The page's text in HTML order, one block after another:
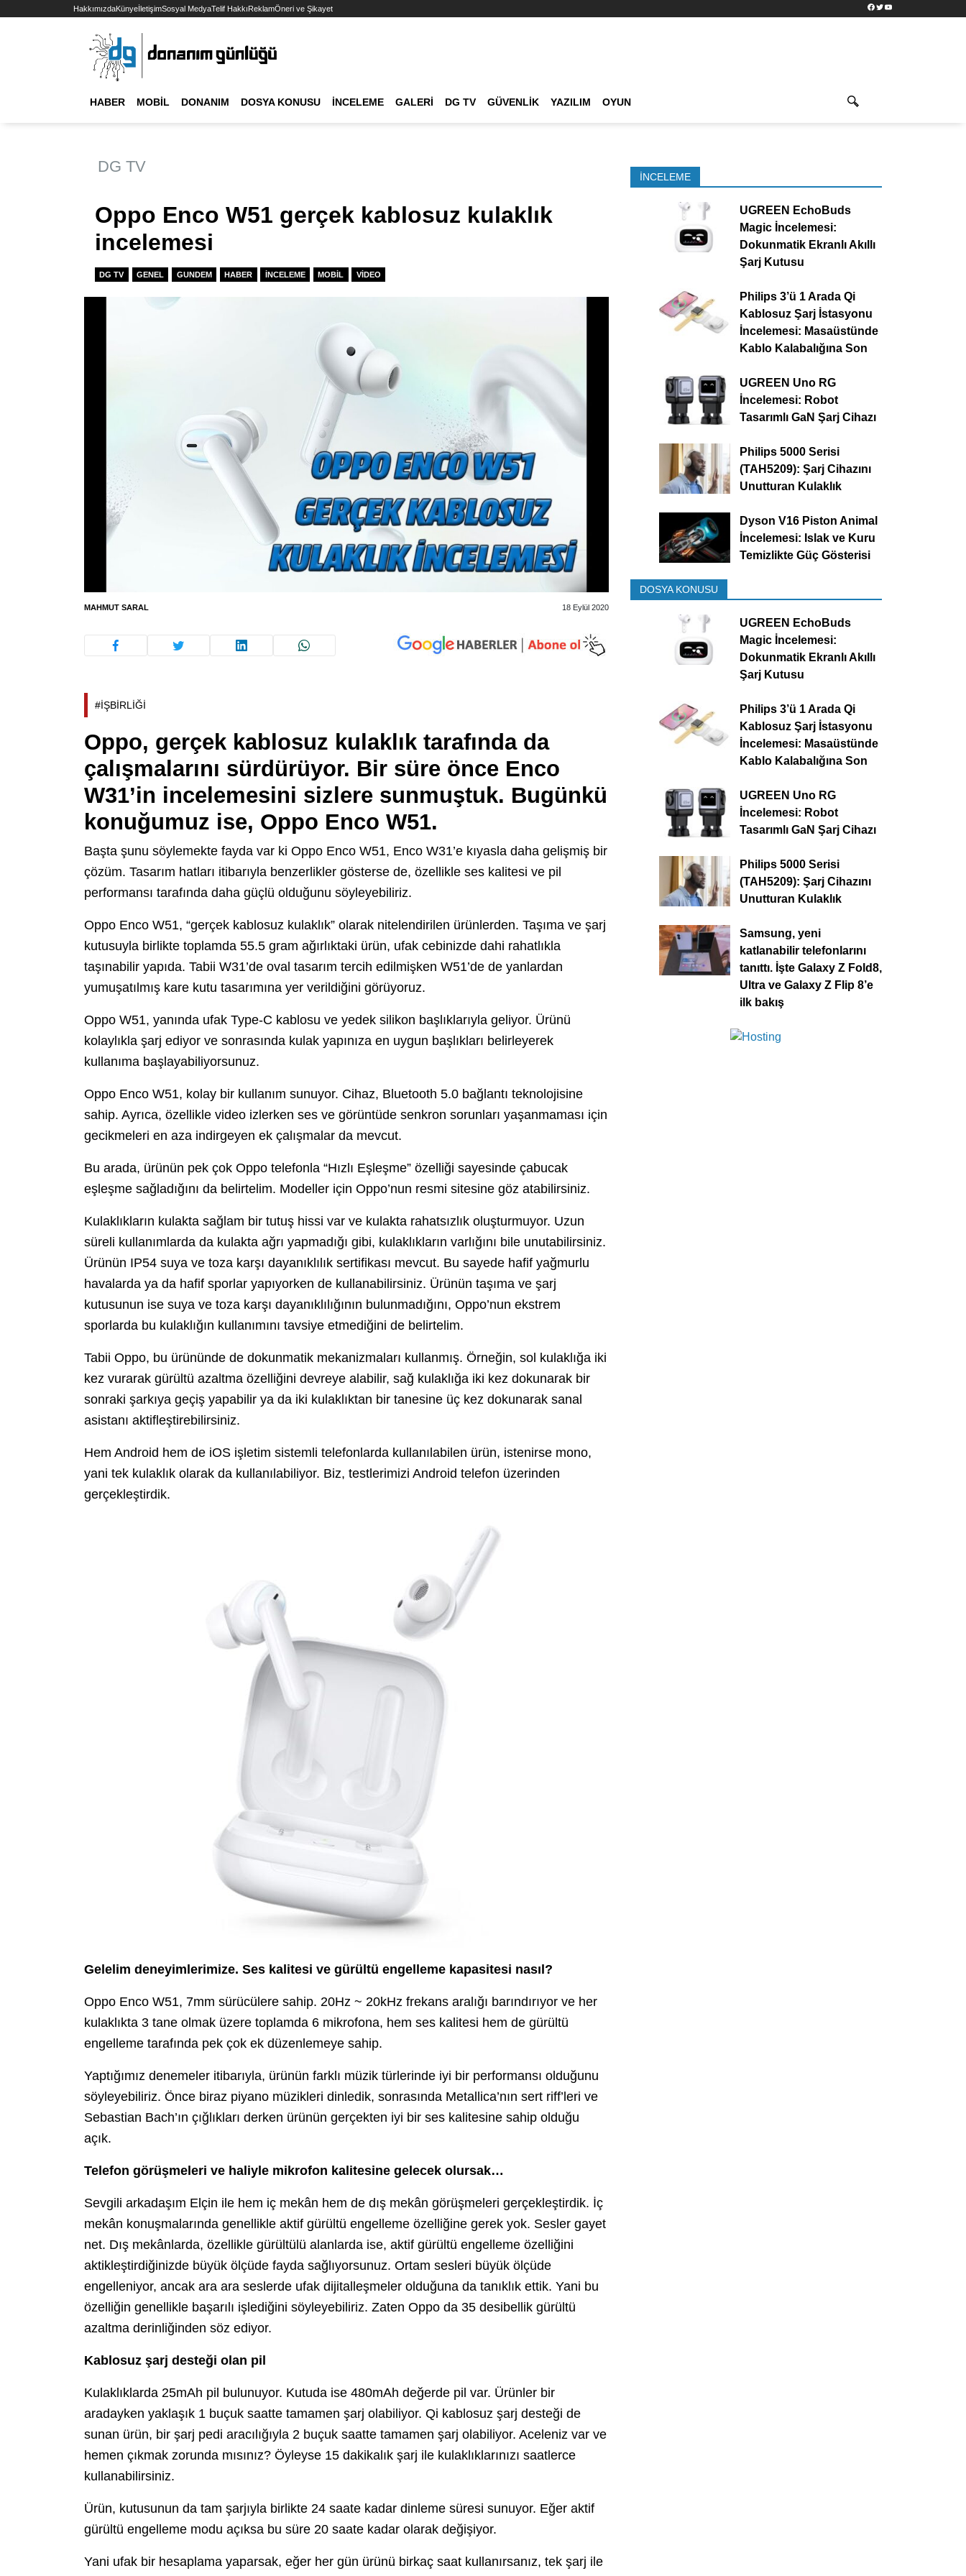
HakkımızdaKünyeİletişimSosyal MedyaTelif HakkıReklamÖneri ve Şikayet Facebook
TwitterYouTube
HABER MOBIL DONANIM DOSYA KONUSU İNCELEME GALERI DG TV GÜVENLIK YAZILIM OYUN
DG TV
Oppo Enco W51 gerçek kablosuz kulaklık
incelemesi
DG TV GENEL GUNDEM HABER İNCELEME MOBIL VIDEO
MAHMUT SARAL 18 Eylül 2020
#İŞBİRLİĞİ
Oppo, gerçek kablosuz kulaklık tarafında da
çalışmalarını sürdürüyor. Bir süre önce Enco
W31’in incelemesini sizlere sunmuştuk. Bugünkü
konuğumuz ise, Oppo Enco W51.
Başta şunu söylemekte fayda var ki Oppo Enco W51, Enco W31’e kıyasla daha gelişmiş bir
çözüm. Tasarım hatları itibarıyla benzerlikler gösterse de, özellikle ses kalitesi ve pil
performansı tarafında daha güçlü olduğunu söyleyebiliriz.
Oppo Enco W51, “gerçek kablosuz kulaklık” olarak nitelendirilen ürünlerden. Taşıma ve şarj
kutusuyla birlikte toplamda 55.5 gram ağırlıktaki ürün, ufak cebinizde dahi rahatlıkla
taşınabilir yapıda. Tabii W31’de oval tasarım tercih edilmişken W51’de de yanlardan
yumuşatılmış kare kutu tasarımına yer verildiğini görüyoruz.
Oppo W51, yanında ufak Type-C kablosu ve yedek silikon başlıklarıyla geliyor. Ürünü
kolaylıkla şarj ediyor ve sonrasında kulak yapınıza en uygun başlıkları belirleyerek
kullanıma başlayabiliyorsunuz.
Oppo Enco W51, kolay bir kullanım sunuyor. Cihaz, Bluetooth 5.0 bağlantı teknolojisine
sahip. Ayrıca, özellikle video izlerken ses ve görüntüde senkron sorunları yaşanmaması için
gecikmeleri en aza indirgeyen ek çalışmalar da mevcut.
Bu arada, ürünün pek çok Oppo telefonla “Hızlı Eşleşme” özelliği sayesinde çabucak
eşleşme sağladığını da belirtelim. Modeller için Oppo’nun resmi sitesine göz atabilirsiniz.
Kulaklıkların kulakta sağlam bir tutuş hissi var ve kulakta rahatsızlık oluşturmuyor. Uzun
süreli kullanımlarda da kulakta ağrı yapmadığı gibi, kulaklıkların varlığını bile unutabilirsiniz.
Ürünün IP54 suya ve toza karşı dayanıklılık sertifikası mevcut. Bu sayede hafif yağmurlu
havalarda ya da hafif sporlar yapıyorken de kullanabilirsiniz. Ürünün taşıma ve şarj
kutusunun ise suya ve toza karşı dayanıklılığının bulunmadığını, Oppo’nun ekstrem
sporlarda bu kulaklığın kullanımını tavsiye etmediğini de belirtelim.
Tabii Oppo, bu ürününde de dokunmatik mekanizmaları kullanmış. Örneğin, sol kulaklığa iki
kez vurarak gürültü azaltma özelliğini devreye alabilir, sağ kulaklığa iki kez dokunarak bir
sonraki şarkıya geçiş yapabilir ya da iki kulaklıktan bir tanesine üç kez dokunarak sanal
asistanı aktifleştirebilirsiniz.
Hem Android hem de iOS işletim sistemli telefonlarda kullanılabilen ürün, istenirse mono,
yani tek kulaklık olarak da kullanılabiliyor. Biz, testlerimizi Android telefon üzerinden
gerçekleştirdik.
Gelelim deneyimlerimize. Ses kalitesi ve gürültü engelleme kapasitesi nasıl?
Oppo Enco W51, 7mm sürücülere sahip. 20Hz ~ 20kHz frekans aralığı barındırıyor ve her
kulaklıkta 3 tane olmak üzere toplamda 6 mikrofona, hem ses kalitesi hem de gürültü
engelleme tarafında pek çok ek düzenlemeye sahip.
Yaptığımız denemeler itibarıyla, ürünün farklı müzik türlerinde iyi bir performansı olduğunu
söyleyebiliriz. Önce biraz piyano müzikleri dinledik, sonrasında Metallica’nın sert riff’leri ve
Sebastian Bach’ın çığlıkları derken ürünün gerçekten iyi bir ses kalitesine sahip olduğu
açık.
Telefon görüşmeleri ve haliyle mikrofon kalitesine gelecek olursak…
Sevgili arkadaşım Elçin ile hem iç mekân hem de dış mekân görüşmeleri gerçekleştirdik. İç
mekân konuşmalarında genellikle aktif gürültü engelleme özelliğine gerek yok. Sesler gayet
net. Dış mekânlarda, özellikle gürültülü alanlarda ise, aktif gürültü engelleme özelliğini
aktikleştirdiğinizde büyük ölçüde fayda sağlıyorsunuz. Ortam sesleri büyük ölçüde
engelleniyor, ancak ara ara seslerde ufak dijitalleşmeler olduğuna da tanıklık ettik. Yani bu
özelliğin genellikle başarılı işlediğini söyleyebiliriz. Zaten Oppo da 35 desibellik gürültü
azaltma derinliğinden söz ediyor.
Kablosuz şarj desteği olan pil
Kulaklıklarda 25mAh pil bulunuyor. Kutuda ise 480mAh değerde pil var. Ürünler bir
aradayken yaklaşık 1 buçuk saatte tamamen şarj olabiliyor. Qi kablosuz şarj desteği de
sunan ürün, bir şarj pedi aracılığıyla 2 buçuk saatte tamamen şarj olabiliyor. Aceleniz var ve
hemen çıkmak zorunda mısınız? Öyleyse 15 dakikalık şarj ile kulaklıklarınızı saatlerce
kullanabilirsiniz.
Ürün, kutusunun da tam şarjıyla birlikte 24 saate kadar dinleme süresi sunuyor. Eğer aktif
gürültü engelleme modu açıksa bu süre 20 saate kadar olarak değişiyor.
Yani ufak bir hesaplama yaparsak, eğer her gün ürünü birkaç saat kullanırsanız, tek şarj ile
İNCELEME
UGREEN EchoBuds
Magic İncelemesi:
Dokunmatik Ekranlı Akıllı
Şarj Kutusu
Philips 3’ü 1 Arada Qi
Kablosuz Şarj İstasyonu
İncelemesi: Masaüstünde
Kablo Kalabalığına Son
UGREEN Uno RG
İncelemesi: Robot
Tasarımlı GaN Şarj Cihazı
Philips 5000 Serisi
(TAH5209): Şarj Cihazını
Unutturan Kulaklık
Dyson V16 Piston Animal
İncelemesi: Islak ve Kuru
Temizlikte Güç Gösterisi
DOSYA KONUSU
UGREEN EchoBuds
Magic İncelemesi:
Dokunmatik Ekranlı Akıllı
Şarj Kutusu
Philips 3’ü 1 Arada Qi
Kablosuz Şarj İstasyonu
İncelemesi: Masaüstünde
Kablo Kalabalığına Son
UGREEN Uno RG
İncelemesi: Robot
Tasarımlı GaN Şarj Cihazı
Philips 5000 Serisi
(TAH5209): Şarj Cihazını
Unutturan Kulaklık
Samsung, yeni
katlanabilir telefonlarını
tanıttı. İşte Galaxy Z Fold8,
Ultra ve Galaxy Z Flip 8’e
ilk bakış